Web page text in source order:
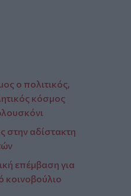
ο πολιτικός,
κόσμος
στην αδίστακτη
επέμβαση για
κοινοβούλιο